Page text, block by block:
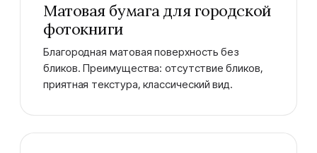
Матовая бумага для городской
фотокниги
Благородная матовая поверхность без
бликов. Преимущества: отсутствие бликов,
приятная текстура, классический вид.